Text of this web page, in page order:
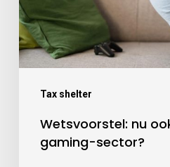
Tax shelter
Wetsvoorstel: nu
gaming-sector?